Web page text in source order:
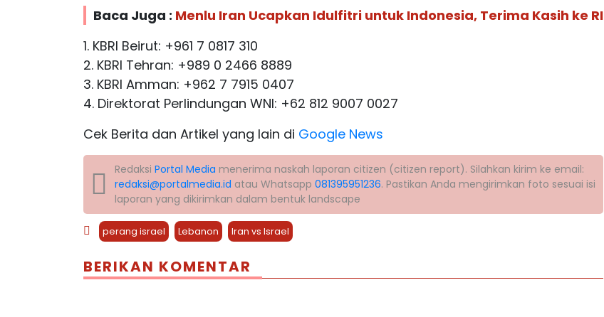
Baca Juga : Menlu Iran Ucapkan Idulfitri untuk Indonesia, Terima Kasih ke RI
1. KBRI Beirut: +961 7 0817 310
2. KBRI Tehran: +989 0 2466 8889
3. KBRI Amman: +962 7 7915 0407
4. Direktorat Perlindungan WNI: +62 812 9007 0027
Cek Berita dan Artikel yang lain di Google News
Redaksi Portal Media menerima naskah laporan citizen (citizen report). Silahkan kirim ke email:
redaksi@portalmedia.id atau Whatsapp 081395951236. Pastikan Anda mengirimkan foto sesuai isi
laporan yang dikirimkan dalam bentuk landscape
perang israel Lebanon Iran vs Israel
BERIKAN KOMENTAR